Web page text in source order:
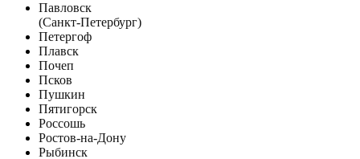
Павловск
(Санкт-Петербург)
Петергоф
Плавск
Почеп
Псков
Пушкин
Пятигорск
Россошь
Ростов-на-Дону
Рыбинск